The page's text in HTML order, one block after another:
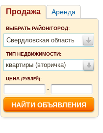
Продажа Аренда
ВЫБРАТЬ РАЙОН/ГОРОД:
Свердловская область
ТИП НЕДВИЖИМОСТИ:
квартиры (вторичка)
ЦЕНА (РУБЛЕЙ):
-